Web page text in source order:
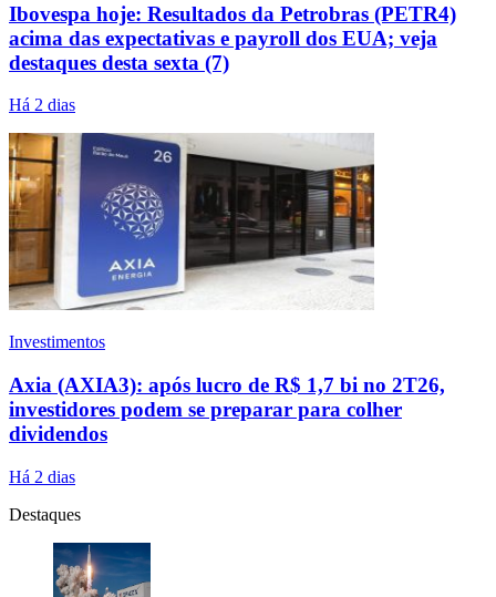
Ibovespa hoje: Resultados da Petrobras (PETR4)
acima das expectativas e payroll dos EUA; veja
destaques desta sexta (7)
Há 2 dias
Investimentos
Axia (AXIA3): após lucro de R$ 1,7 bi no 2T26,
investidores podem se preparar para colher
dividendos
Há 2 dias
Destaques